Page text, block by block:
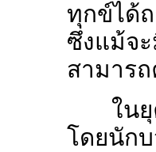
ทุกข์ได้
ซึ่งแม้จ
สามาร
ใน
โดยนัก